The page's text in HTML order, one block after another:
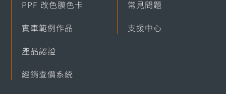
PPF 改色膜色卡
實車範例作品
產品認證
經銷查價系統
常見問題
支援中心